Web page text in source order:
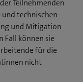
Teilnehmenden
technischen
und Mitigation
Fall können sie
für die
nicht